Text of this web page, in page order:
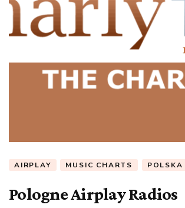
AIRPLAY MUSIC CHARTS POLSKA
Pologne Airplay Radios